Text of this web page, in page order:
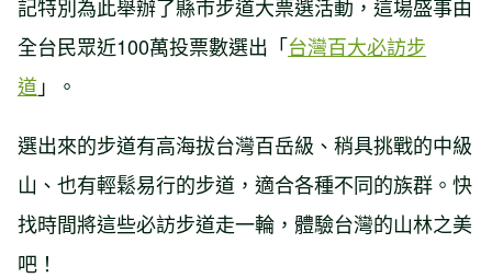
時代！台灣山林汲取靈感限定系列、專
記特別為此舉辦了縣市步道大票選活動，這場盛事由
全台民眾近100萬投票數選出「台灣百大必訪步
道 」。
選出來的步道有高海拔台灣百岳級、稍具挑戰的中級
山、也有輕鬆易行的步道，適合各種不同的族群。快
找時間將這些必訪步道走一輪，體驗台灣的山林之美
吧！